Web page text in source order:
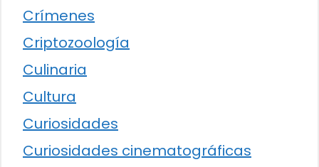
Crímenes
Criptozoología
Culinaria
Cultura
Curiosidades
Curiosidades cinematográficas